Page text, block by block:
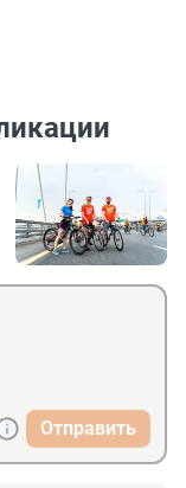
Отправить